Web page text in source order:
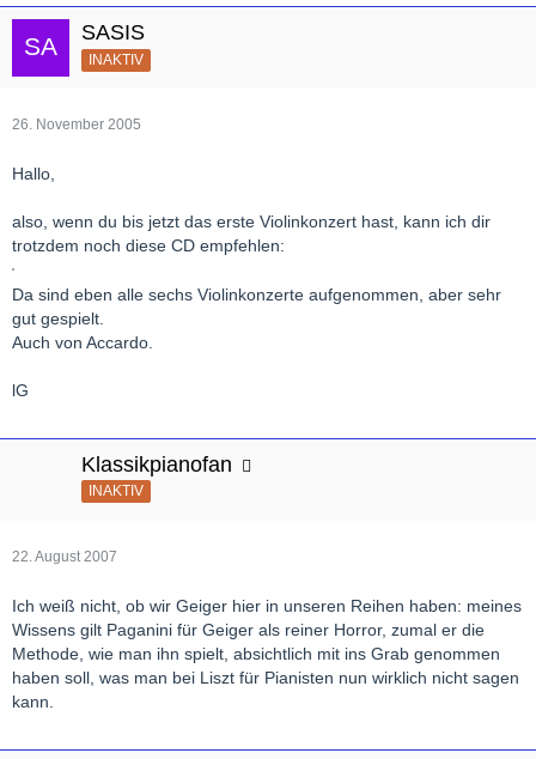
SASIS
INAKTIV
26. November 2005
Hallo,
also, wenn du bis jetzt das erste Violinkonzert hast, kann ich dir
trotzdem noch diese CD empfehlen:
Da sind eben alle sechs Violinkonzerte aufgenommen, aber sehr
gut gespielt.
Auch von Accardo.
lG
Klassikpianofan
INAKTIV
22. August 2007
Ich weiß nicht, ob wir Geiger hier in unseren Reihen haben: meines
Wissens gilt Paganini für Geiger als reiner Horror, zumal er die
Methode, wie man ihn spielt, absichtlich mit ins Grab genommen
haben soll, was man bei Liszt für Pianisten nun wirklich nicht sagen
kann.